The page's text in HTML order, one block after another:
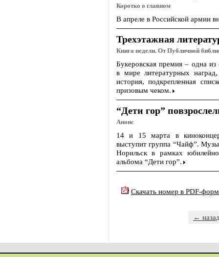
Коротко о главном
В апреле в Российской армии
Трехэтажная
Книга недели. От Публичной
Букеровская премия – одна
в мире литературных
история, подкрепленная
призовым чеком.
“Дети гор”
Анонс
14 и 15 марта в
выступит группа “Чайф”.
Норильск в рамках
альбома “Дети гор”.
Скачать номер в PDF-
←